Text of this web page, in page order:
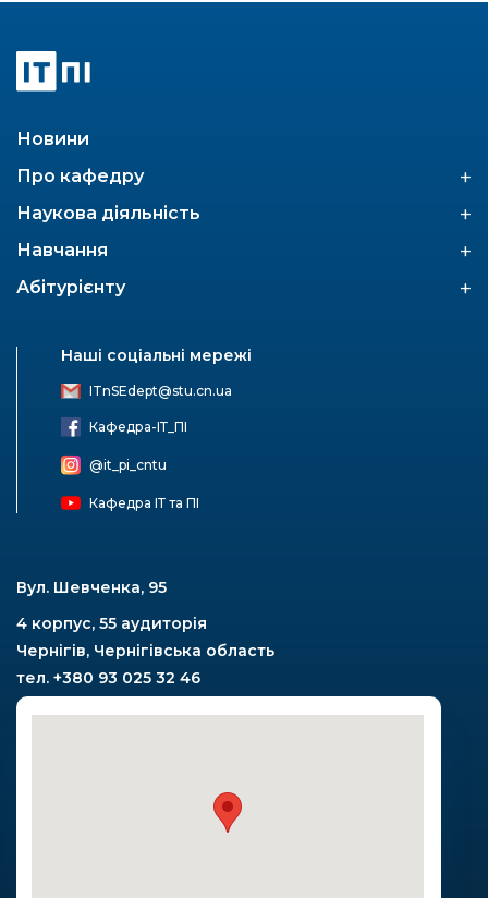
Новини
Про кафедру
+
Наукова діяльність +
Навчання +
Абітурієнту +
Наші соціальні мережі
ITnSEdept@stu.cn.ua
Кафедра-ІТ_ПІ
@it_pi_cntu
Кафедра ІТ та ПІ
Вул. Шевченка, 95
4 корпус, 55 аудиторія
Чернігів, Чернігівська область
тел. +380 93 025 32 46